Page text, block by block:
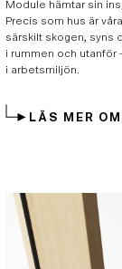
Module hämtar sin
Precis som hus är
särskilt skogen, syns
i rummen och utanför
i arbetsmiljön.
LÄS MER